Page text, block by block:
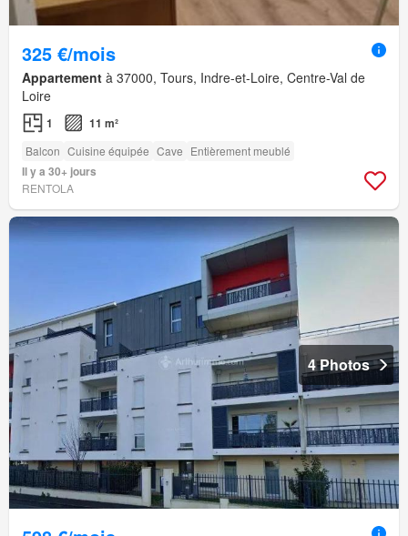
325 €/mois
Appartement à 37000, Tours, Indre-et-Loire, Centre-Val de
Loire
1 11 m²
Balcon Cuisine équipée Cave Entièrement meublé
Il y a 30+ jours
RENTOLA
4 Photos